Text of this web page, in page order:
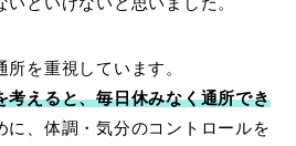
を重視しています。
考えると、毎日休みなく通所でき
に、体調・気分のコントロールを